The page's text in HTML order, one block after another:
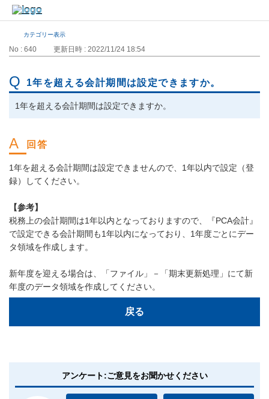
カテゴリー表示
No : 640 更新日時 : 2022/11/24 18:54
1年を超える会計期間は設定できますか。
1年を超える会計期間は設定できますか。
1年を超える会計期間は設定できませんので、1年以内で設定（登
録）してください。
【参考】
税務上の会計期間は1年以内となっておりますので、『PCA会計』
で設定できる会計期間も1年以内になっており、1年度ごとにデー
タ領域を作成します。
新年度を迎える場合は、「ファイル」－「期末更新処理」にて新
年度のデータ領域を作成してください。
戻る
アンケート:ご意見をお聞かせください